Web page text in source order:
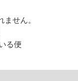
せん。
る便